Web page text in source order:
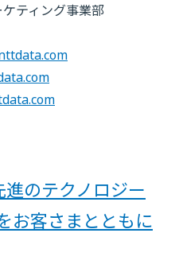
ティング事業部
のテクノロジー
お客さまとともに